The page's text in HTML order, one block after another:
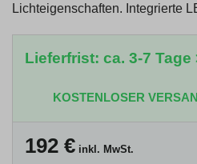
Lichteigenschaften. Integrierte
Lieferfrist: ca. 3-7 Tage
KOSTENLOSER
192 € inkl. MwSt.